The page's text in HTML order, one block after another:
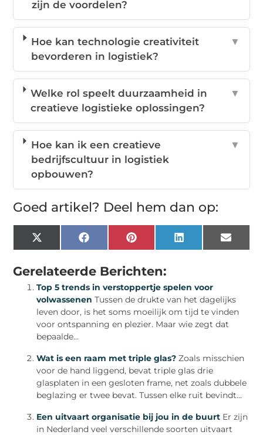
zijn de voordelen?
Hoe kan technologie creativiteit
bevorderen in logistiek?
▼
Welke rol speelt duurzaamheid in
creatieve logistieke oplossingen?
▼
Hoe kan ik een creatieve
bedrijfscultuur in logistiek
opbouwen?
▼
Goed artikel? Deel hem dan op:
X
(Twitter)
FacebookPinterestLinkedInEmail
Gerelateerde Berichten:
Top 5 trends in verstoppertje spelen voor
volwassenen Tussen de drukte van het dagelijks
leven door, is het soms moeilijk om tijd te vinden
voor ontspanning en plezier. Maar wie zegt dat
bepaalde...
Wat is een raam met triple glas? Zoals misschien
voor de hand liggend, bevat triple glas drie
glasplaten in een gesloten frame, net zoals dubbele
beglazing er twee bevat. Tussen elke ruit bevindt...
Een uitvaart organisatie bij jou in de buurt Er zijn
in Nederland veel verschillende soorten uitvaart